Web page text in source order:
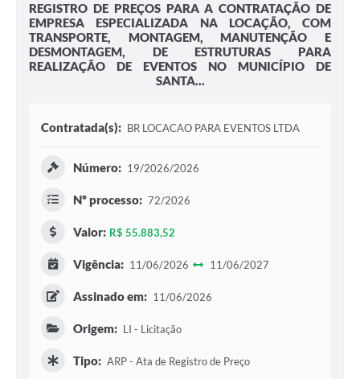
REGISTRO DE PREÇOS PARA A CONTRATAÇÃO DE
EMPRESA ESPECIALIZADA NA LOCAÇÃO, COM
TRANSPORTE, MONTAGEM, MANUTENÇÃO E
DESMONTAGEM, DE ESTRUTURAS PARA
REALIZAÇÃO DE EVENTOS NO MUNICÍPIO DE
SANTA...
Contratada(s): BR LOCACAO PARA EVENTOS LTDA
Número: 19/2026/2026
Nº processo: 72/2026
Valor: R$ 55.883,52
Vigência: 11/06/2026 11/06/2027
Assinado em: 11/06/2026
Origem: LI - Licitação
Tipo: ARP - Ata de Registro de Preço